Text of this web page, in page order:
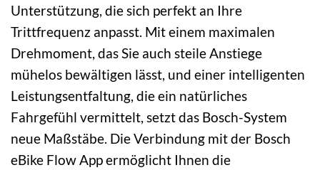
Unterstützung, die sich perfekt an Ihre
Trittfrequenz anpasst. Mit einem maximalen
Drehmoment, das Sie auch steile Anstiege
mühelos bewältigen lässt, und einer intelligenten
Leistungsentfaltung, die ein natürliches
Fahrgefühl vermittelt, setzt das Bosch-System
neue Maßstäbe. Die Verbindung mit der Bosch
eBike Flow App ermöglicht Ihnen die